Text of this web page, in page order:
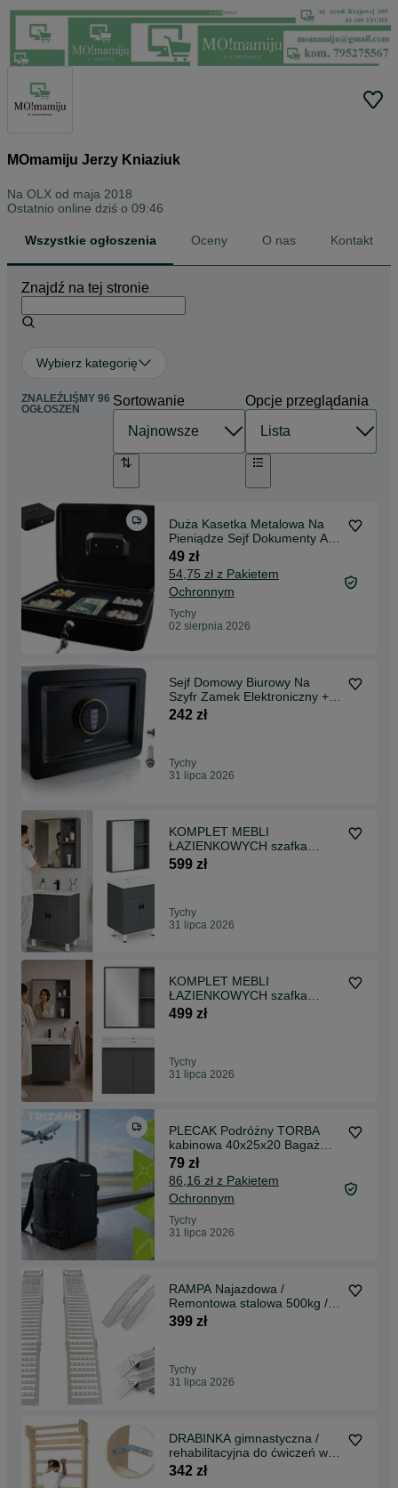
MOmamiju Jerzy Kniaziuk
Na OLX od maja 2018
Ostatnio online dziś o 09:46
Wszystkie ogłoszenia Oceny O nas Kontakt
Znajdź na tej stronie
Wybierz kategorię
ZNALEŹLIŚMY 96
OGŁOSZEŃ
Sortowanie Opcje przeglądania
Duża Kasetka Metalowa Na
Pieniądze Sejf Dokumenty A4
Mocna + 2 Klucze
49 zł
54,75 zł z Pakietem
Ochronnym
Tychy
02 sierpnia 2026
Sejf Domowy Biurowy Na
Szyfr Zamek Elektroniczny +
Klucz BITUXX Czarny
242 zł
Tychy
31 lipca 2026
KOMPLET MEBLI
ŁAZIENKOWYCH szafka
stojąca z umywalką + szafka z
599 zł
Tychy
31 lipca 2026
KOMPLET MEBLI
ŁAZIENKOWYCH szafka
wisząca z umywalką + szafka
499 zł
Tychy
31 lipca 2026
PLECAK Podróżny TORBA
kabinowa 40x25x20 Bagaż
Podręczny Ryanair Wizzair
79 zł
86,16 zł z Pakietem
Ochronnym
Tychy
31 lipca 2026
RAMPA Najazdowa /
Remontowa stalowa 500kg /
2200kg
399 zł
Tychy
31 lipca 2026
DRABINKA gimnastyczna /
rehabilitacyjna do ćwiczeń w
domu
342 zł